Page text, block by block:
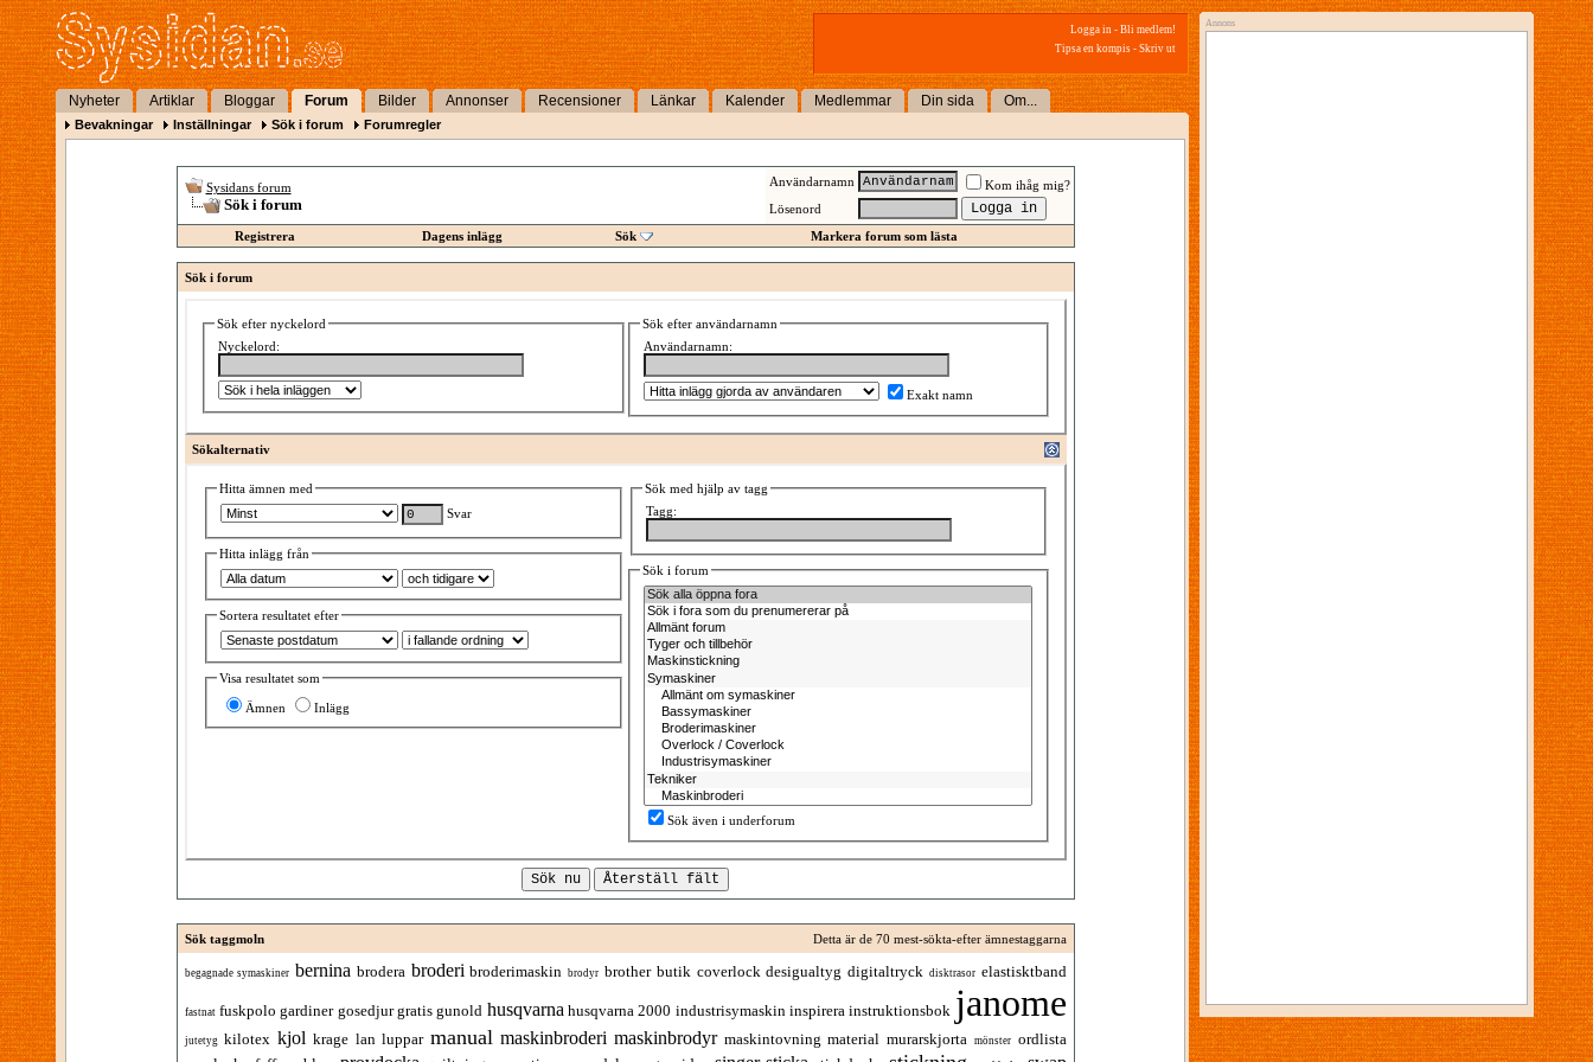
Logga in - Bli medlem!
Tipsa en kompis - Skriv ut
Nyheter Artiklar Bloggar Forum Bilder Annonser Recensioner Länkar Kalender Medlemmar Din sida Om...
Bevakningar Inställningar Sök i forum Forumregler
Sysidans forum
Sök i forum
Användarnamn
Kom ihåg mig?
Lösenord
Registrera
Dagens inlägg Sök Markera forum som lästa
Sök i forum
Sök efter nyckelord
Nyckelord:
Sök efter användarnamn
Användarnamn:
Exakt namn
Sökalternativ
Hitta ämnen med
Svar
Hitta inlägg från
Sortera resultatet efter
Visa resultatet som
Ämnen Inlägg
Sök med hjälp av tagg
Tagg:
Sök i forum
Sök även i underforum
Detta är de 70 mest-sökta-efter ämnestaggarna
Sök taggmoln
begagnade symaskiner bernina brodera broderi broderimaskin brodyr brother butik coverlock desigualtyg digitaltryck disktrasor elastisktband
fastnat fuskpolo gardiner gosedjur gratis gunold husqvarna husqvarna 2000 industrisymaskin inspirera instruktionsbok janome
jutetyg kilotex kjol krage lan luppar manual maskinbroderi maskinbrodyr maskintovning material murarskjorta mönster
ordlista
Annons